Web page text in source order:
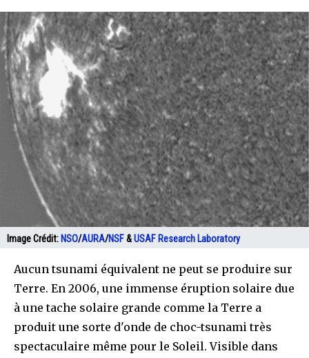
Image Crédit: NSO/AURA/NSF&USAF Research Laboratory
Aucun tsunami équivalent ne peut se produire sur
Terre. En 2006, une immense éruption solaire due
à une tache solaire grande comme la Terre a
produit une sorte d'onde de choc-tsunami très
spectaculaire même pour le Soleil. Visible dans